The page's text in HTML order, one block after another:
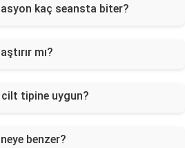
kaç seansta biter?
mı?
cilt tipine uygun?
benzer?